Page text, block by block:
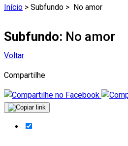
Início > Subfundo > No amor
Subfundo: No amor
Voltar
Compartilhe